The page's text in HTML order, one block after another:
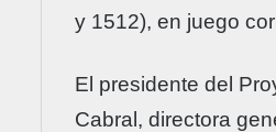
y 1512), en juego
El presidente del
Cabral, directora